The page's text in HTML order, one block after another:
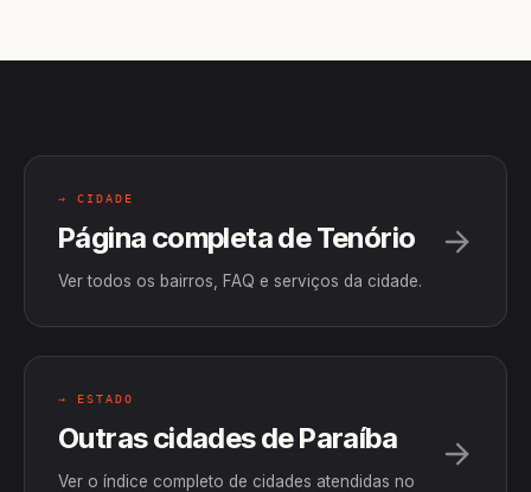
→ CIDADE
Página completa de Tenório
Ver todos os bairros, FAQ e serviços da cidade.
→ ESTADO
Outras cidades de Paraíba
Ver o índice completo de cidades atendidas no